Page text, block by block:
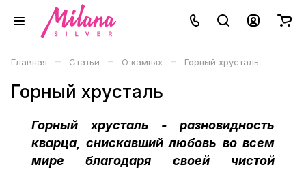
Главная – Статьи – О камнях – Горный хрусталь
Горный хрусталь
Горный хрусталь - разновидность
кварца, снискавший любовь во всем
мире благодаря своей чистой